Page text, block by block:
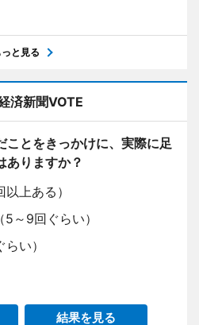
っと見る
済新聞VOTE
ことをきっかけに、実際に足
ありますか？
上ある）
～9回ぐらい）
い）
結果を見る